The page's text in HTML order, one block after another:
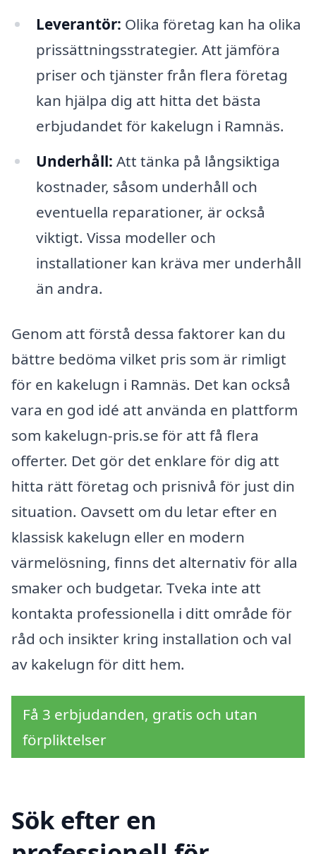
Leverantör: Olika företag kan ha olika
prissättningsstrategier. Att jämföra
priser och tjänster från flera företag
kan hjälpa dig att hitta det bästa
erbjudandet för kakelugn i Ramnäs.
Underhåll: Att tänka på långsiktiga
kostnader, såsom underhåll och
eventuella reparationer, är också
viktigt. Vissa modeller och
installationer kan kräva mer underhåll
än andra.
Genom att förstå dessa faktorer kan du
bättre bedöma vilket pris som är rimligt
för en kakelugn i Ramnäs. Det kan också
vara en god idé att använda en plattform
som kakelugn-pris.se för att få flera
offerter. Det gör det enklare för dig att
hitta rätt företag och prisnivå för just din
situation. Oavsett om du letar efter en
klassisk kakelugn eller en modern
värmelösning, finns det alternativ för alla
smaker och budgetar. Tveka inte att
kontakta professionella i ditt område för
råd och insikter kring installation och val
av kakelugn för ditt hem.
Få 3 erbjudanden, gratis och utan
förpliktelser
Sök efter en